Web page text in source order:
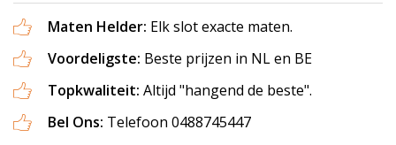
Maten Helder: Elk slot exacte maten.
Voordeligste: Beste prijzen in NL en BE
Topkwaliteit: Altijd "hangend de beste".
Bel Ons: Telefoon 0488745447